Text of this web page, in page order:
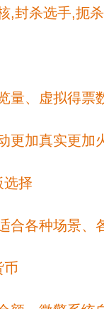
,封杀选手,扼
量、虚拟得票
更加真实更加
选择
合各种场景、
币